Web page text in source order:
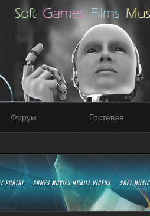
Форум Гостевая